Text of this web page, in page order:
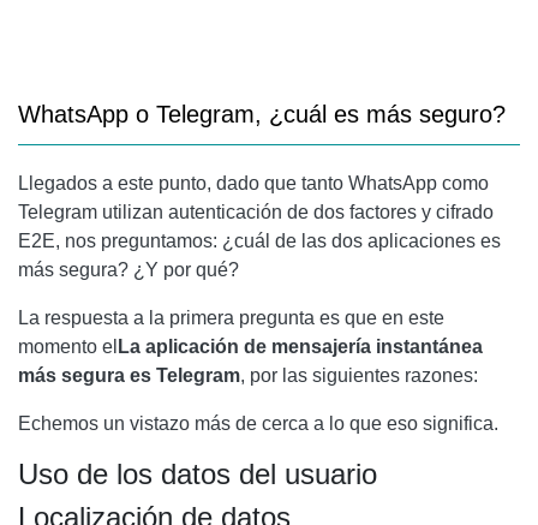
WhatsApp o Telegram, ¿cuál es más seguro?
Llegados a este punto, dado que tanto WhatsApp como
Telegram utilizan autenticación de dos factores y cifrado
E2E, nos preguntamos: ¿cuál de las dos aplicaciones es
más segura? ¿Y por qué?
La respuesta a la primera pregunta es que en este
momento el La aplicación de mensajería instantánea
más segura es Telegram, por las siguientes razones:
Echemos un vistazo más de cerca a lo que eso significa.
Uso de los datos del usuario
Localización de datos